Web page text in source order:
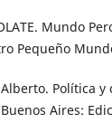
Mundo
Pequeño
Alberto. Política
Aires: